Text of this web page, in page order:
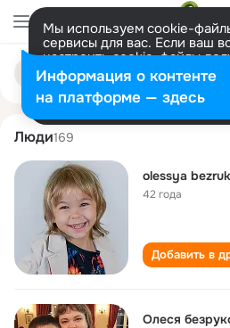
Мы используем cookie-
сервисы для вас. Если ваш
настроить cookie-файлы
представитель. Больше
Разрешить все Настроить
Поиск
людям
olesya bezrukova
Люди169
olessya
42 года
Добавить в
Олеся
Информация о контенте
на платформе — здесь